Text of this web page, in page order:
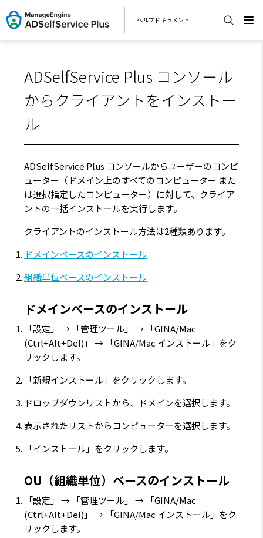
ヘルプドキュメント
ADSelfService Plus コンソール
からクライアントをインストー
ル
ADSelfService Plus コンソールからユーザーのコンピ
ューター（ドメイン上のすべてのコンピューター また
は選択指定したコンピューター）に対して、クライア
ントの一括インストールを実行します。
クライアントのインストール方法は2種類あります。
ドメインベースのインストール
組織単位ベースのインストール
ドメインベースのインストール
「設定」 → 「管理ツール」 → 「GINA/Mac
(Ctrl+Alt+Del)」 → 「GINA/Mac インストール」をク
リックします。
「新規インストール」をクリックします。
ドロップダウンリストから、ドメインを選択します。
表示されたリストからコンピューターを選択します。
「インストール」をクリックします。
OU（組織単位）ベースのインストール
「設定」 → 「管理ツール」 → 「GINA/Mac
(Ctrl+Alt+Del)」 → 「GINA/Mac インストール」をク
リックします。